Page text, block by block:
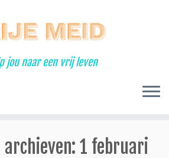
jou naar een vrij leven
archieven: 1 februari